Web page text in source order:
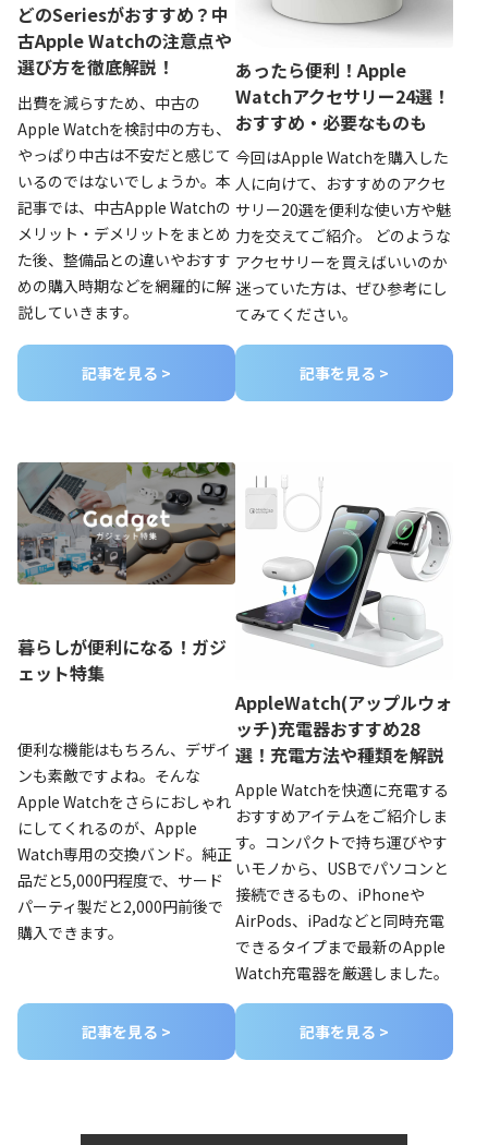
どのSeriesがおすすめ？中
古Apple Watchの注意点や
選び方を徹底解説！
出費を減らすため、中古の
Apple Watchを検討中の方も、
やっぱり中古は不安だと感じて
いるのではないでしょうか。本
記事では、中古Apple Watchの
メリット・デメリットをまとめ
た後、整備品との違いやおすす
めの購入時期などを網羅的に解
説していきます。
記事を見る >
あったら便利！Apple
Watchアクセサリー24選！
おすすめ・必要なものも
今回はApple Watchを購入した
人に向けて、おすすめのアクセ
サリー20選を便利な使い方や魅
力を交えてご紹介。 どのような
アクセサリーを買えばいいのか
迷っていた方は、ぜひ参考にし
てみてください。
記事を見る >
暮らしが便利になる！ガジ
ェット特集
便利な機能はもちろん、デザイ
ンも素敵ですよね。そんな
Apple Watchをさらにおしゃれ
にしてくれるのが、Apple
Watch専用の交換バンド。純正
品だと5,000円程度で、サード
パーティ製だと2,000円前後で
購入できます。
記事を見る >
AppleWatch(アップルウォ
ッチ)充電器おすすめ28
選！充電方法や種類を解説
Apple Watchを快適に充電する
おすすめアイテムをご紹介しま
す。コンパクトで持ち運びやす
いモノから、USBでパソコンと
接続できるもの、iPhoneや
AirPods、iPadなどと同時充電
できるタイプまで最新のApple
Watch充電器を厳選しました。
記事を見る >